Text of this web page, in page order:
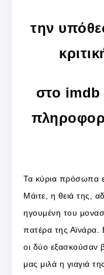
την
στο imdb
Τα κύρια πρόσωπα
Μάιτε, η θειά της,
ηγουμένη του
πατέρα της Αϊνάρα.
οι δύο εξασκούσαν
μας μιλά η γιαγιά